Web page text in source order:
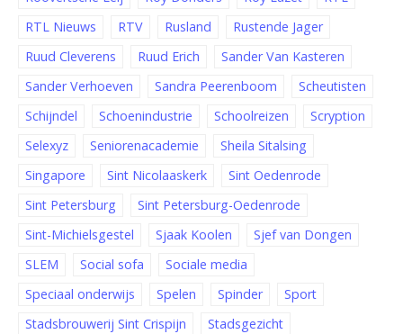
RTL Nieuws
RTV Rusland
Rustende Jager
Ruud Cleverens
Ruud Erich
Sander Van Kasteren
Sander Verhoeven
Sandra Peerenboom
Scheutisten
Schijndel
Schoenindustrie Schoolreizen
Scryption
Selexyz
Seniorenacademie
Sheila Sitalsing
Singapore
Sint Nicolaaskerk
Sint Oedenrode
Sint Petersburg
Sint Petersburg-Oedenrode
Sint-Michielsgestel
Sjaak Koolen
Sjef van Dongen
SLEM
Social sofa
Sociale media
Speciaal onderwijs
Spelen Spinder
Sport
Stadsbrouwerij Sint Crispijn
Stadsgezicht